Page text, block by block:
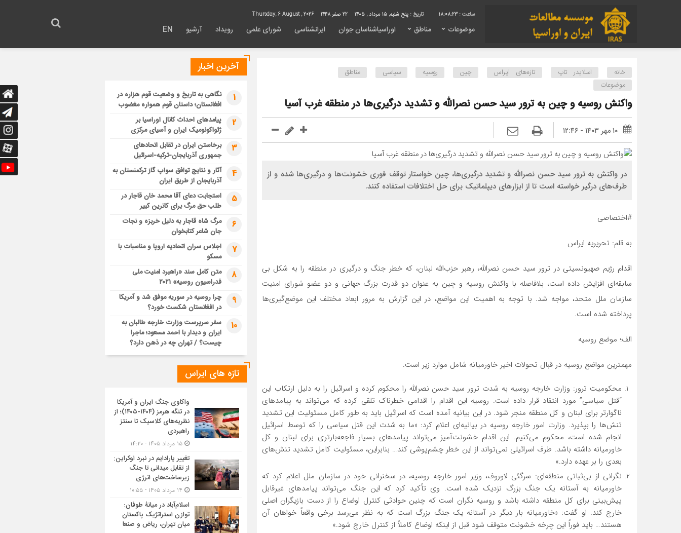
18:08:24 تاریخ : پنج شنبه, ۱۵ مرداد , ۱۴۰۵ 22 صفر 1448
موضوعات مناطق اوراسیاشناسان جوان ایرانشناسی شورای علمی رویداد آرشیو EN
خانه اسلایدر تاپ تازه‌های ایراس چین روسیه سیاسی
مناطق
موضوعات
واکنش روسیه و چین به ترور سید حسن نصرالله و تشدید درگیری‌ها در منطقه غرب آسیا
۱۰ مهر ۱۴۰۳ - ۱۲:۴۶
در واکنش به ترور سید حسن نصرالله و تشدید درگیری‌ها، چین خواستار توقف فوری خشونت‌ها و درگیری‌ها شده و از
طرف‌های درگیر خواسته است تا از ابزارهای دیپلماتیک برای حل اختلافات استفاده کنند.
#اختصاصی
به قلم: تحریریه ایراس
اقدام رژیم صهیونسیتی در ترور سید حسن نصرالله، رهبر حزب‌الله لبنان، که خطر جنگ و درگیری در منطقه را به شکل بی
سابقه‌ای افزایش داده است، بلافاصله با واکنش روسیه و چین به عنوان دو قدرت بزرگ جهانی و دو عضو شورای امنیت
سازمان ملل متحد، مواجه شد. با توجه به اهمیت این مواضع، در این گزارش به مرور ابعاد مختلف این موضع‌گیری‌ها
پرداخته شده است.
الف؛ موضع روسیه
مهمترین مواضع روسیه در قبال تحولات اخیر خاورمیانه شامل موارد زیر است.
محکومیت ترور: وزارت خارجه روسیه به شدت ترور سید حسن نصرالله را محکوم کرده و اسرائیل را به دلیل ارتکاب این
“قتل سیاسی” مورد انتقاد قرار داده است. روسیه این اقدام را اقدامی خطرناک تلقی کرده که می‌تواند به پیامدهای
ناگوارتر برای لبنان و کل منطقه منجر شود. در این بیانیه آمده است که اسرائیل باید به طور کامل مسئولیت این تشدید
تنش‌ها را بپذیرد. وزارت امور خارجه روسیه در بیانیه‌ای اعلام کرد: «ما به شدت این قتل سیاسی را که توسط اسرائیل
انجام شده است، محکوم می‌کنیم. این اقدام خشونت‌آمیز می‌تواند پیامدهای بسیار فاجعه‌بارتری برای لبنان و کل
خاورمیانه داشته باشد. طرف اسرائیلی نمی‌تواند از این خطر چشم‌پوشی کند… بنابراین، مسئولیت کامل تشدید تنش‌های
بعدی را بر عهده دارد.»
نگرانی از بی‌ثباتی منطقه‌ای: سرگئی لاوروف، وزیر امور خارجه روسیه، در سخنرانی خود در سازمان ملل اعلام کرد که
خاورمیانه به آستانه یک جنگ بزرگ نزدیک شده است. وی تأکید کرد که این جنگ می‌تواند پیامدهای غیرقابل
پیش‌بینی برای کل منطقه داشته باشد و روسیه نگران است که چنین حوادثی کنترل اوضاع را از دست بازیگران اصلی
خارج کند. او گفت: «خاورمیانه بار دیگر در آستانه یک جنگ بزرگ است که به نظر می‌رسد برخی واقعاً خواهان آن
هستند… باید فوراً این چرخه خشونت متوقف شود قبل از اینکه اوضاع کاملاً از کنترل خارج شود.»
آخرین اخبار
1
نگاهی به تاریخ و وضعیت قوم هزاره در
افغانستان؛ داستان قوم همواره مغضوب
2
پیامدهای احداث کانال اوراسیا بر
ژئواکونومیک ایران و آسیای مرکزی
3
برخاستن ایران در تقابل اتحادهای
جمهوری آذربایجان-ترکیه-اسرائیل
4
آثار و نتایج توافق سواپ گاز ترکمنستان به
آذربایجان از طریق ایران
5
استجابت دعای آقا محمد خان قاجار در
طلب حق مرگ برای کاترین کبیر
6
مرگ شاه قاجار به دلیل خربزه و نجات
جان شاعر کتابخوان
7
اجلاس سران اتحادیه اروپا و مناسبات با
مسکو
8
متن کامل سند «راهبرد امنیت ملی
فدراسیون روسیه» ۲۰۲۱
9
چرا روسیه در سوریه موفق شد و آمریکا
در افغانستان شکست خورد؟
10
سفر سرپرست وزارت خارجه طالبان به
ایران و دیدار با احمد مسعود؛ ماجرا
چیست؟ / تهران چه در ذهن دارد؟
تازه های ایراس
واکاوی جنگ ایران و آمریکا
در تنگه هرمز (۱۴۰۴-۱۴۰۵)؛ از
نظریه‌های کلاسیک تا سنتز
راهبردی
تغییر پارادایم در نبرد اوکراین:
از تقابل میدانی تا جنگ
زیرساخت‌های انرژی
اسلام‌آباد در میانۀ طوفان:
توازن استراتژیک پاکستان
میان تهران، ریاض و صنعا